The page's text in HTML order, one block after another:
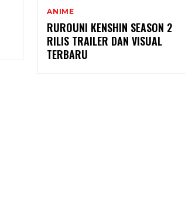
ANIME
RUROUNI KENSHIN SEASON 2
RILIS TRAILER DAN VISUAL
TERBARU